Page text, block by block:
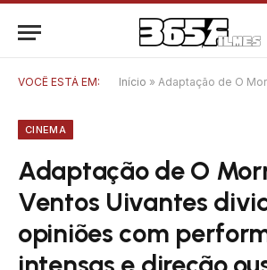
VOCÊ ESTÁ EM: Início » Adaptação de O Morro dos Ventos Uivantes divide
CINEMA
Adaptação de O
Ventos Uivantes
opiniões com